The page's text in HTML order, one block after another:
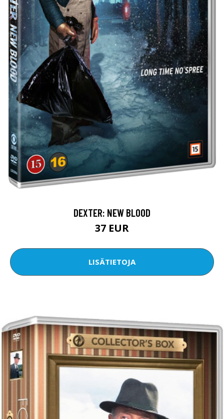
DEXTER: NEW BLOOD
37 EUR
LISÄTIETOJA